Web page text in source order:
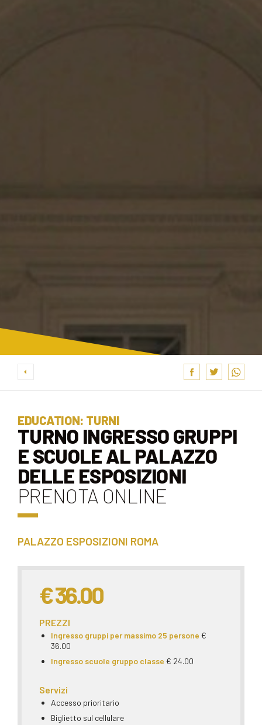
EDUCATION: TURNI
TURNO INGRESSO GRUPPI
E SCUOLE AL PALAZZO
DELLE ESPOSIZIONI
PRENOTA ONLINE
PALAZZO ESPOSIZIONI ROMA
€ 36.00
PREZZI
Ingresso gruppi per massimo 25 persone €
36.00
Ingresso scuole gruppo classe € 24.00
Servizi
Accesso prioritario
Biglietto sul cellulare